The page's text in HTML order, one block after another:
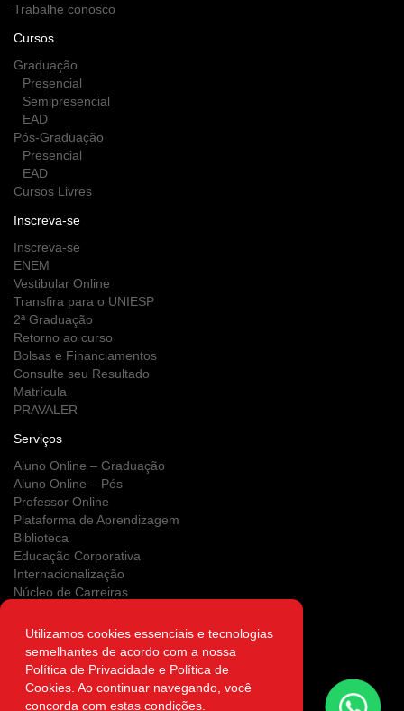
Utilizamos cookies essenciais e tecnologias
semelhantes de acordo com a nossa
Política de Privacidade e Política de
Cookies. Ao continuar navegando, você
concorda com estas condições.
Trabalhe conosco
Cursos
Graduação
Presencial
Semipresencial
EAD
Pós-Graduação
Presencial
EAD
Cursos Livres
Inscreva-se
Inscreva-se
ENEM
Vestibular Online
Transfira para o UNIESP
2ª Graduação
Retorno ao curso
Bolsas e Financiamentos
Consulte seu Resultado
Matrícula
PRAVALER
Serviços
Aluno Online – Graduação
Aluno Online – Pós
Professor Online
Plataforma de Aprendizagem
Biblioteca
Educação Corporativa
Internacionalização
Núcleo de Carreiras
NUPS
Clínica Escola
Área do Egresso
Atendimento on-line
Autenticidade